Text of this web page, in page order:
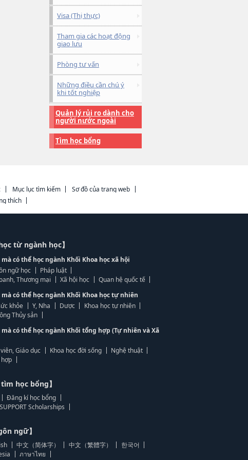
Visa (Thị thực)
Tham gia các hoạt động
giao lưu
Phòng tư vấn
Những điều cần chú ý
khi tốt nghiệp
Quản lý rủi ro dành cho
người nước ngoài
Tìm học bổng
Mục lục tìm kiếm
Sơ đồ của trang web
thích
từ ngành học】
có thể học ngành Khối Khoa học xã hội
ngữ học
Pháp luật
Thương mại
Xã hội học
Quan hệ quốc tế
có thể học ngành Khối Khoa học tự nhiên
khỏe
Y, Nha Dược
Khoa học tự nhiên
Thủy sản
có thể học ngành Khối tổng hợp (Tự nhiên và Xã
Giáo dục
Khoa học đời sống
Nghệ thuật
học bổng】
Đăng kí học bổng
Scholarships
ngữ】
中文（简体字） 中文（繁體字）
한국어
ภาษาไทย